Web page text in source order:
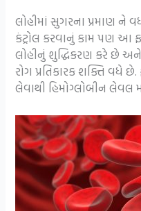
લોહીમાં સુગરના પ્રમાણ
કંટ્રોલ કરવાનું કામ પણ આ
લોહીનું શુદ્ધિકરણ કરે છે
રોગ પ્રતિકારક શક્તિ વધે
લેવાથી હિમોગ્લોબીન લેવલ